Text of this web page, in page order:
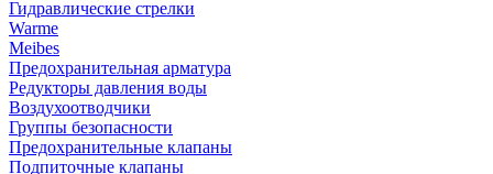
Гидравлические стрелки
Warme
Meibes
Предохранительная арматура
Редукторы давления воды
Воздухоотводчики
Группы безопасности
Предохранительные клапаны
Подпиточные клапаны